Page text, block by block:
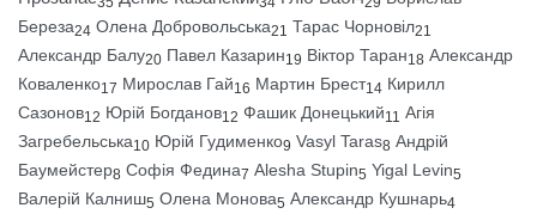
Береза24 Олена Добровольська21 Тарас Чорновіл21
Александр Балу20 Павел Казарин19 Віктор Таран18 Александр
Коваленко17 Мирослав Гай16 Мартин Брест14 Кирилл
Сазонов12 Юрій Богданов12 Фашик Донецький11 Агія
Загребельська10 Юрій Гудименко9 Vasyl Taras8 Андрій
Баумейстер8 Софія Федина7 Alesha Stupin5 Yigal Levin5
Валерій Калниш5 Олена Монова5 Александр Кушнарь4